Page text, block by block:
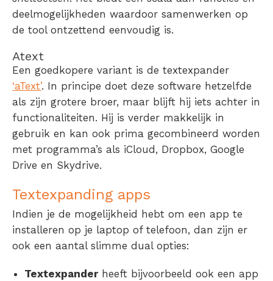
deelmogelijkheden waardoor samenwerken op
de tool ontzettend eenvoudig is.
Atext
Een goedkopere variant is de textexpander
‘aText’. In principe doet deze software hetzelfde
als zijn grotere broer, maar blijft hij iets achter in
functionaliteiten. Hij is verder makkelijk in
gebruik en kan ook prima gecombineerd worden
met programma’s als iCloud, Dropbox, Google
Drive en Skydrive.
Textexpanding apps
Indien je de mogelijkheid hebt om een app te
installeren op je laptop of telefoon, dan zijn er
ook een aantal slimme dual opties:
Textexpanderheeft bijvoorbeeld ook een app